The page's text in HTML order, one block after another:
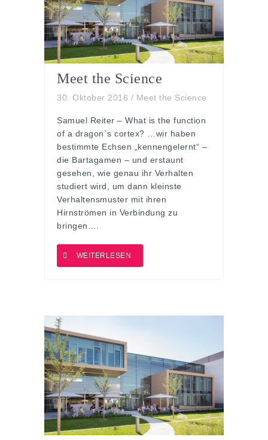
Meet the Science
30. Oktober 2016 / Meet the Science
Samuel Reiter – What is the function
of a dragon`s cortex? …wir haben
bestimmte Echsen „kennengelernt“ –
die Bartagamen – und erstaunt
gesehen, wie genau ihr Verhalten
studiert wird, um dann kleinste
Verhaltensmuster mit ihren
Hirnströmen in Verbindung zu
bringen….
WEITERLESEN